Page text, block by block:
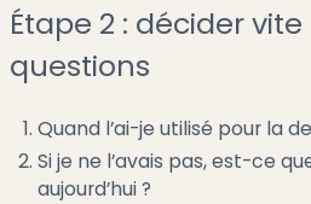
Étape 2 : décider
questions
Quand l’ai-je utilisé pour la
Si je ne l’avais pas, est-ce
aujourd’hui ?